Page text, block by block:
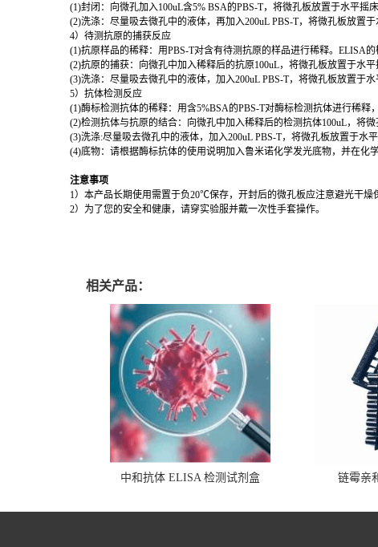
(1)封闭：向微孔加入100uL含5% BSA的PBS-T，将微孔板放置于水平摇
(2)洗涤：尽量吸去微孔中的液体，再加入200uL PBS-T，将微孔板放置
4）待测抗原的捕获反应
(1)抗原样品的稀释：用PBS-T对含有待测抗原的样品进行稀释。ELISA
(2)抗原的捕获：向微孔中加入稀释后的抗原100uL，将微孔板放置于水
(3)洗涤：尽量吸去微孔中的液体，加入200uL PBS-T，将微孔板放置于
5）抗体检测反应
(1)酶标检测抗体的稀释：用含5%BSA的PBS-T对酶标检测抗体进行稀释
(2)检测抗体与抗原的结合：向微孔中加入稀释后的检测抗体100uL，将微
(3)洗涤:尽量吸去微孔中的液体，加入200uL PBS-T，将微孔板放置于水
(4)底物：请根据酶标抗体的使用说明加入鲁米诺化学发光底物，并在化
注意事项
1）本产品长期使用需置于负20℃保存，开封后的微孔板应注意避光干燥
2）为了您的安全和健康，请穿实验服并戴一次性手套操作。
相关产品：
中和抗体 ELISA 检测试剂盒 链霉亲